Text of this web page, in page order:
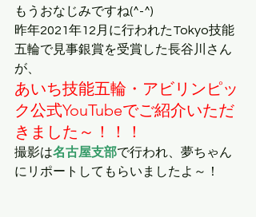
もうおなじみですね(^-^)
昨年2021年12月に行われたTokyo技能
五輪で見事銀賞を受賞した長谷川さん
が、
あいち技能五輪・アビリンピッ
ク公式YouTubeでご紹介いただ
きました～！！！
撮影は名古屋支部で行われ、夢ちゃん
にリポートしてもらいましたよ～！